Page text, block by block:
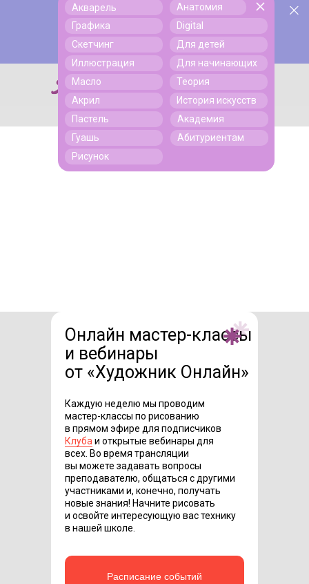
Поиск
Поиск
Акварель
Графика
Скетчинг
Иллюстрация
Масло
Акрил
Пастель
Гуашь
Рисунок
Анатомия
Digital
Для детей
Для начинающих
Теория
История искусств
Академия
Абитуриентам
Онлайн мастер-классы
и вебинары
от «Художник Онлайн»
Расписание событий
Каждую неделю мы проводим
мастер-классы по рисованию
в прямом эфире для подписчиков
Клуба и открытые вебинары для
всех. Во время трансляции
вы можете задавать вопросы
преподавателю, общаться с другими
участниками и, конечно, получать
новые знания! Начните рисовать
и освойте интересующую вас технику
в нашей школе.